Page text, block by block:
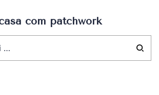
com patchwork